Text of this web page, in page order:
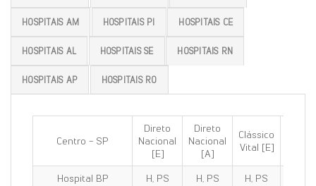
HOSPITAIS AM HOSPITAIS PI HOSPITAIS CE
HOSPITAIS AL HOSPITAIS SE HOSPITAIS RN
HOSPITAIS AP HOSPITAIS RO
Centro - SP
Direto
Nacional
[E]
Direto
Nacional
[A]
Clássico
Vital [E]
Hospital BP H, PS H, PS H, PS